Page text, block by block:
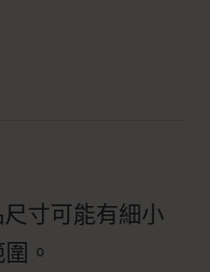
寸可能有細小
。